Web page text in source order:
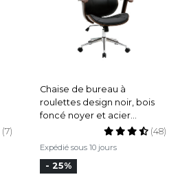
(7)
Chaise de bureau à
roulettes design noir, bois
foncé noyer et acier
chromé YORKE
Expédié sous 10 jours
(48)
- 25%